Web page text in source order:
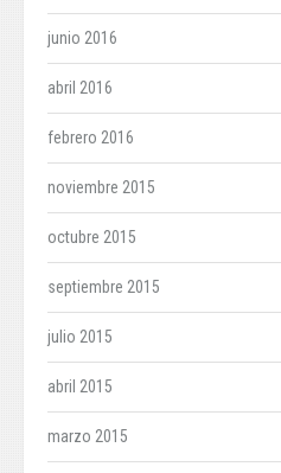
junio 2016
abril 2016
febrero 2016
noviembre 2015
octubre 2015
septiembre 2015
julio 2015
abril 2015
marzo 2015